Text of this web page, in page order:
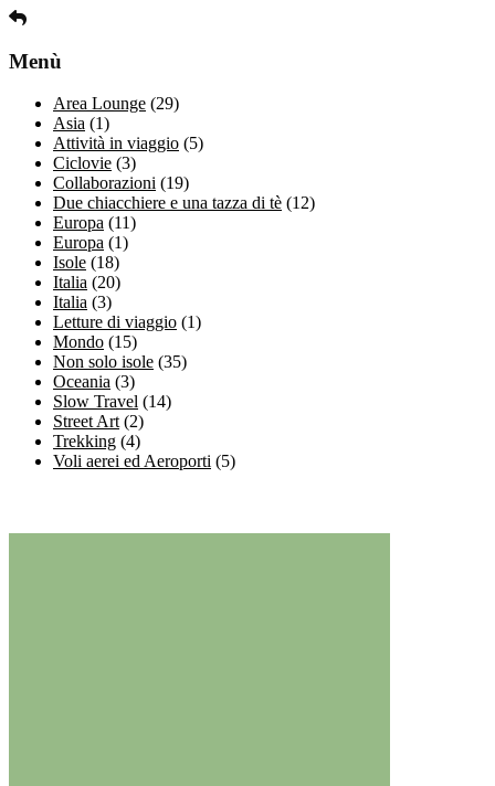
Menù
Area Lounge (29)
Asia (1)
Attività in viaggio (5)
Ciclovie (3)
Collaborazioni (19)
Due chiacchiere e una tazza di tè (12)
Europa (11)
Europa (1)
Isole (18)
Italia (20)
Italia (3)
Letture di viaggio (1)
Mondo (15)
Non solo isole (35)
Oceania (3)
Slow Travel (14)
Street Art(2)
Trekking (4)
Voli aerei ed Aeroporti (5)